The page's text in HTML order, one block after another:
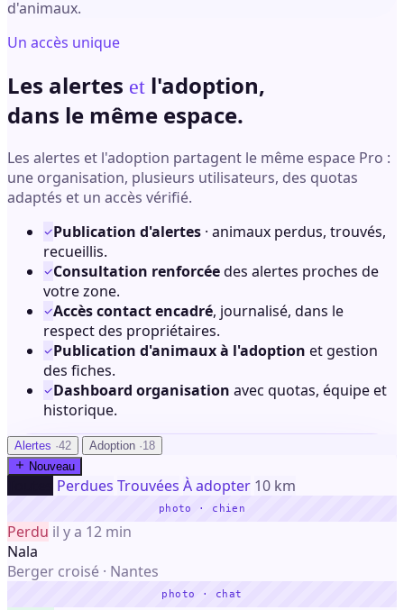
d'animaux.
Un accès unique
Les alertes etl'adoption,
dans le même espace.
Les alertes et l'adoption partagent le même espace Pro :
une organisation, plusieurs utilisateurs, des quotas
adaptés et un accès vérifié.
Publication d'alertes · animaux perdus, trouvés,
recueillis.
Consultation renforcéedes alertes proches de
votre zone.
Accès contact encadré, journalisé, dans le
respect des propriétaires.
Publication d'animaux à l'adoption et gestion
des fiches.
Dashboard organisation avec quotas, équipe et
historique.
Alertes ·42 Adoption ·18
Nouveau
Perdues Trouvées À adopter 10 km
photo · chien
Perdu il y a 12 min
Nala
Berger croisé · Nantes
photo · chat